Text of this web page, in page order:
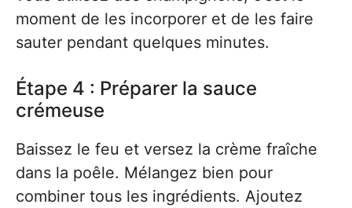
moment de les incorporer et de les faire
sauter pendant quelques minutes.
Étape 4 : Préparer la sauce
crémeuse
Baissez le feu et versez la crème fraîche
dans la poêle. Mélangez bien pour
combiner tous les ingrédients. Ajoutez